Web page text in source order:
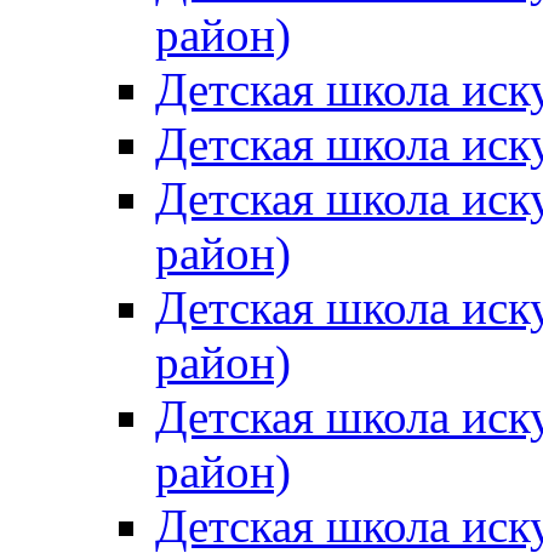
район)
Детская школа
Детская школа
Детская школа
район)
Детская школа
район)
Детская школа
район)
Детская школа